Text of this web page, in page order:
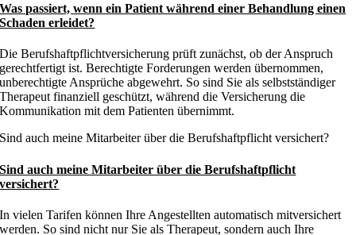
Was passiert, wenn ein Patient während einer Behandlung einen
Schaden erleidet?
Die Berufshaftpflichtversicherung prüft zunächst, ob der Anspruch
gerechtfertigt ist. Berechtigte Forderungen werden übernommen,
unberechtigte Ansprüche abgewehrt. So sind Sie als selbstständiger
Therapeut finanziell geschützt, während die Versicherung die
Kommunikation mit dem Patienten übernimmt.
Sind auch meine Mitarbeiter über die Berufshaftpflicht versichert?
Sind auch meine Mitarbeiter über die Berufshaftpflicht
versichert?
In vielen Tarifen können Ihre Angestellten automatisch mitversichert
werden. So sind nicht nur Sie als Therapeut, sondern auch Ihre